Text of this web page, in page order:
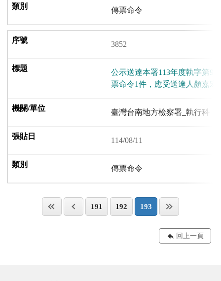
傳票命令
3852
公示送達本署113年度執字第
票命令1件，應受送達人顏嘉宏
臺灣台南地方檢察署_執行科
114/08/11
傳票命令
191 192 193
回上一頁